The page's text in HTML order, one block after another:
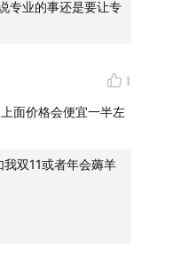
专业的事还是要让专
1
面价格会便宜一半左
双11或者年会薅羊